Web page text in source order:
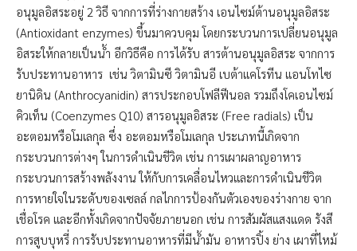
อนุมูลอิสระอยู่ 2 วิธี จากการที่ร่างกายสร้าง เอนไซม์ต้านอนุมูลอิสระ
(Antioxidant enzymes) ขึ้นมาควบคุม โดยกระบวนการเปลี่ยนอนุมูล
อิสระให้กลายเป็นน้ำ อีกวิธีคือ การได้รับ สารต้านอนุมูลอิสระ จากการ
รับประทานอาหาร เช่น วิตามินซี วิตามินอี เบต้าแคโรทีน แอนโทไซ
ยานิดิน (Anthrocyanidin) สารประกอบโฟลีฟีนอล รวมถึงโคเอนไซม์
คิวเท็น (Coenzymes Q10) สารอนุมูลอิสระ (Free radials) เป็น
อะตอมหรือโมเลกุล ซึ่ง อะตอมหรือโมเลกุล ประเภทนี้เกิดจาก
กระบวนการต่างๆ ในการดำเนินชีวิต เช่น การเผาผลาญอาหาร
กระบวนการสร้างพลังงาน ให้กับการเคลื่อนไหวและการดำเนินชีวิต
การหายใจในระดับของเซลล์ กลไกการป้องกันตัวเองของร่างกาย จาก
เชื่อโรค และอีกทั้งเกิดจากปัจจัยภายนอก เช่น การสัมผัสแสงแดด รังสี
การสูบบุหรี่ การรับประทานอาหารที่มีน้ำมัน อาหารปิ้ง ย่าง เผาที่ไหม้